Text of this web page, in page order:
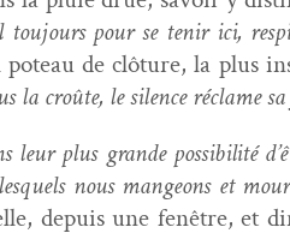
pour se tenir ici,
de clô­ture, la plus
la croûte, le silence réclame
leur plus grande pos­si­bil­ité
nous man­geons et
depuis une fenêtre, et